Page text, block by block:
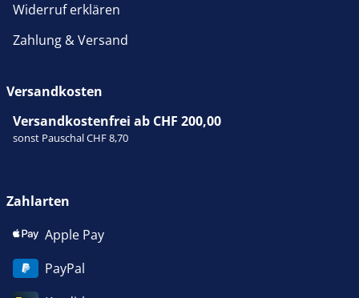
Widerruf erklären
Zahlung & Versand
Versandkosten
Versandkostenfrei ab CHF 200,00
sonst Pauschal CHF 8,70
Zahlarten
Apple Pay
PayPal